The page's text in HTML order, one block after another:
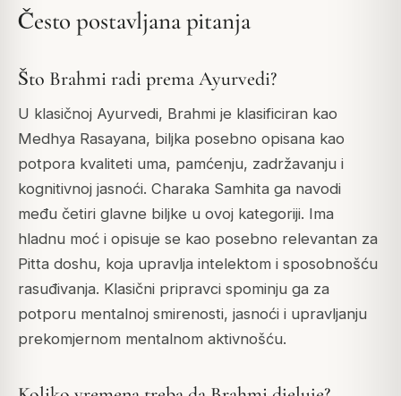
Često postavljana pitanja
Što Brahmi radi prema Ayurvedi?
U klasičnoj Ayurvedi, Brahmi je klasificiran kao
Medhya Rasayana, biljka posebno opisana kao
potpora kvaliteti uma, pamćenju, zadržavanju i
kognitivnoj jasnoći. Charaka Samhita ga navodi
među četiri glavne biljke u ovoj kategoriji. Ima
hladnu moć i opisuje se kao posebno relevantan za
Pitta doshu, koja upravlja intelektom i sposobnošću
rasuđivanja. Klasični pripravci spominju ga za
potporu mentalnoj smirenosti, jasnoći i upravljanju
prekomjernom mentalnom aktivnošću.